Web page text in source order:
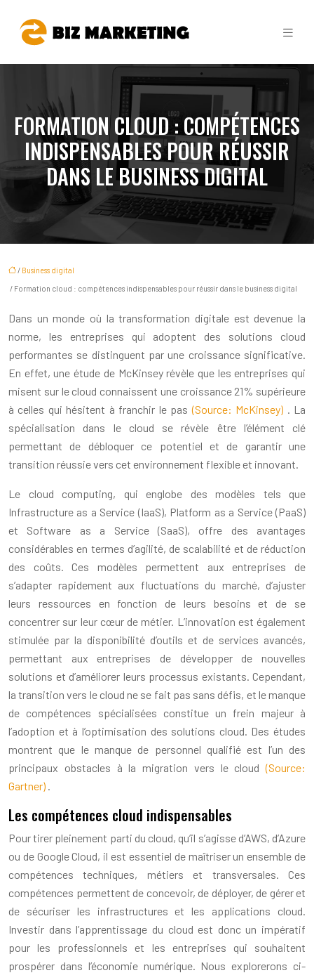
FORMATION CLOUD : COMPÉTENCES
INDISPENSABLES POUR RÉUSSIR
DANS LE BUSINESS DIGITAL
/ Business digital
/ Formation cloud : compétences indispensables pour réussir dans le business digital
Dans un monde où la transformation digitale est devenue la
norme, les entreprises qui adoptent des solutions cloud
performantes se distinguent par une croissance significative.
En effet, une étude de McKinsey révèle que les entreprises qui
misent sur le cloud connaissent une croissance 21% supérieure
à celles qui hésitent à franchir le pas(Source: McKinsey)
. La
spécialisation dans le cloud se révèle être l’élément clé
permettant de débloquer ce potentiel et de garantir une
transition réussie vers cet environnement flexible et innovant.
Le cloud computing, qui englobe des modèles tels que
Infrastructure as a Service (IaaS), Platform as a Service (PaaS)
et Software as a Service (SaaS), offre des avantages
considérables en termes d’agilité, de scalabilité et de réduction
des coûts. Ces modèles permettent aux entreprises de
s’adapter rapidement aux fluctuations du marché, d’ajuster
leurs ressources en fonction de leurs besoins et de se
concentrer sur leur cœur de métier. L’innovation est également
stimulée par la disponibilité d’outils et de services avancés,
permettant aux entreprises de développer de nouvelles
solutions et d’améliorer leurs processus existants. Cependant,
la transition vers le cloud ne se fait pas sans défis, et le manque
de compétences spécialisées constitue un frein majeur à
l’adoption et à l’optimisation des solutions cloud. Des études
montrent que le manque de personnel qualifié est l’un des
principaux obstacles à la migration vers le cloud(Source:
Gartner)
Les compétences cloud indispensables
Pour tirer pleinement parti du cloud, qu’il s’agisse d’AWS, d’Azure
ou de Google Cloud, il est essentiel de maîtriser un ensemble de
compétences techniques, métiers et transversales. Ces
compétences permettent de concevoir, de déployer, de gérer et
de sécuriser les infrastructures et les applications cloud.
Investir dans l’apprentissage du cloud est donc un impératif
pour les professionnels et les entreprises qui souhaitent
prospérer dans l’économie numérique. Nous explorerons ci-